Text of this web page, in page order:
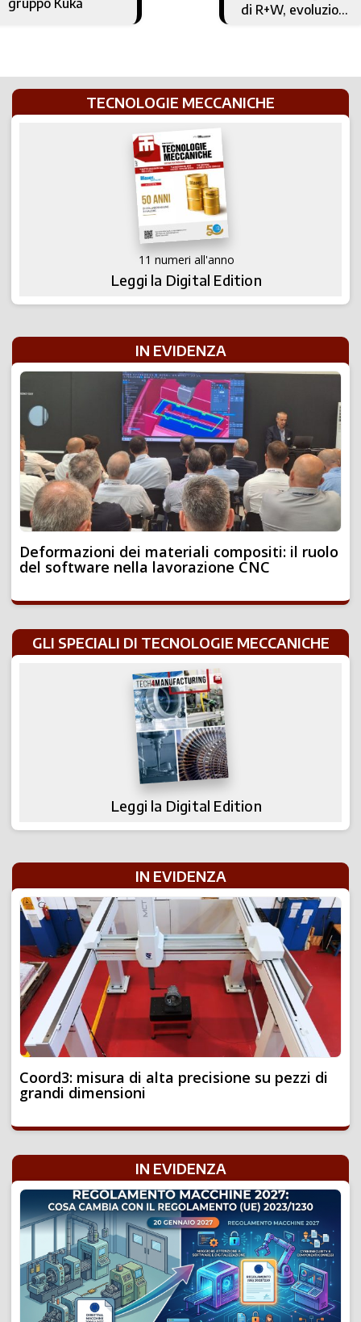
di R+W, evoluzione
TECNOLOGIE MECCANICHE
11 numeri all'anno
Leggi la Digital Edition
IN EVIDENZA
Deformazioni dei materiali compositi: il ruolo
del software nella lavorazione CNC
GLI SPECIALI DI TECNOLOGIE MECCANICHE
Leggi la Digital Edition
IN EVIDENZA
Coord3: misura di alta precisione su pezzi di
grandi dimensioni
IN EVIDENZA